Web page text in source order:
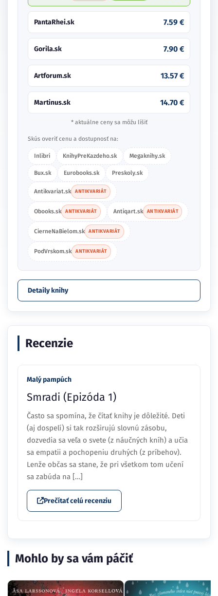
PantaRhei.sk 7.59 €
Gorila.sk 7.90 €
Artforum.sk 13.57 €
Martinus.sk 14.70 €
* aktuálne ceny sa môžu líšiť
Skús overiť cenu a dostupnosť na:
Inlibri KnihyPreKazdeho.sk Megaknihy.sk
Bux.sk Eurobooks.sk Preskoly.sk
Antikvariat.sk ANTIKVARIÁT
Obooks.sk ANTIKVARIÁT Antiqart.sk ANTIKVARIÁT
CierneNaBielom.sk ANTIKVARIÁT
PodVrskom.sk ANTIKVARIÁT
Detaily knihy
Recenzie
Malý pampúch
Smradi (Epizóda 1)
Často sa spomína, že čítať knihy je dôležité. Deti
(aj dospelí) si tak rozširujú slovnú zásobu,
dozvedia sa veľa o svete (z náučných kníh) a učia
sa empatii a pochopeniu druhých (z príbehov).
Lenže občas sa stane, že pri všetkom tom učení
sa zabúda na […]
Prečítať celú recenziu
Mohlo by sa vám páčiť